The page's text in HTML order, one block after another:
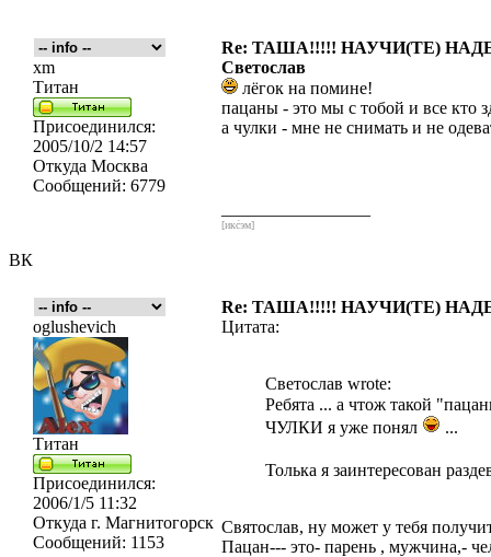
ВК
Re: ТАША!!!!! НАУЧИ(ТЕ)
xm
Титан
Присоединился:
2005/10/2 14:57
Откуда Москва
Сообщений: 6779
Светослав
лёгок на помине!
пацаны - это мы с тобой и все кто
а чулки - мне не снимать и не
[икс́эм]
Re: ТАША!!!!! НАУЧИ(ТЕ)
oglushevich
Титан
Присоединился:
2006/1/5 11:32
Откуда г. Магнитогорск
Сообщений: 1153
Цитата:
Светослав wrote:
Ребята ... а чтож такой
ЧУЛКИ я уже понял
...
Толька я заинтересован
Святослав, ну может у тебя
Пацан--- это- парень , мужчина,-